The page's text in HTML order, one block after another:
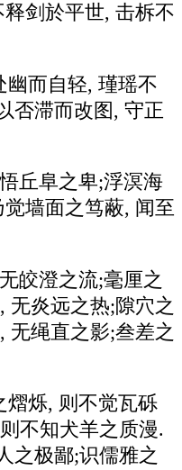
剑於平世, 击柝不
幽而自轻, 瑾瑶不
否滞而改图, 守正
丘阜之卑;浮溟海
墙面之笃蔽, 闻至
皎澄之流;毫厘之
无炎远之热;隙穴之
无绳直之影;叁差之
熠烁, 则不觉瓦砾
不知犬羊之质漫.
之极鄙;识儒雅之